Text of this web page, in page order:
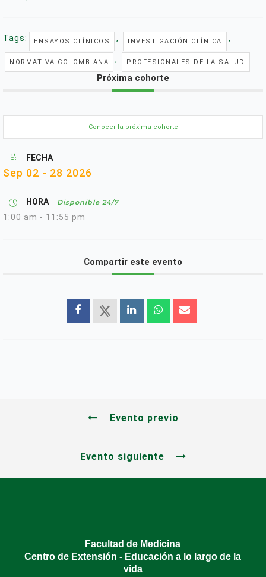
Tags: ENSAYOS CLÍNICOS , INVESTIGACIÓN CLÍNICA ,
NORMATIVA COLOMBIANA , PROFESIONALES DE LA SALUD
Próxima cohorte
Conocer la próxima cohorte
FECHA
Sep 02 - 28 2026
HORA Disponible 24/7
1:00 am - 11:55 pm
Compartir este evento
Evento previo
Evento siguiente
Facultad de Medicina
Centro de Extensión - Educación a lo largo de la
vida